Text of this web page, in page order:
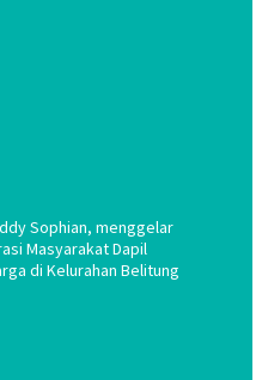
Sophian, menggelar
Masyarakat Dapil
di Kelurahan Belitung